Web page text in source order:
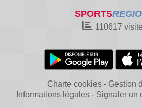
SPORTS
110617
Charte cookies
Gestion
Informations légales
Signaler un